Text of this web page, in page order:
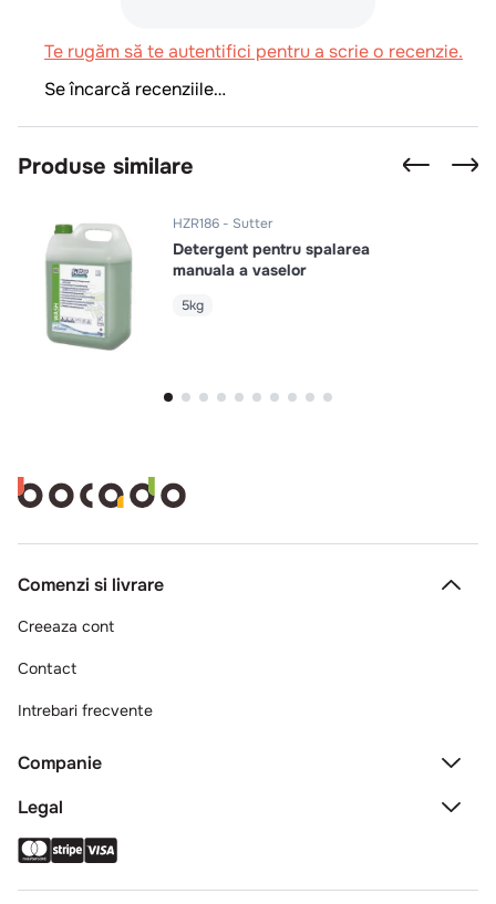
Te rugăm să te autentifici pentru a scrie o recenzie.
Se încarcă recenziile…
Produse similare
HZR186 Sutter
Detergent pentru spalarea
manuala a vaselor
5kg
Comenzi si livrare
Creeaza cont
Contact
Intrebari frecvente
Companie
Legal